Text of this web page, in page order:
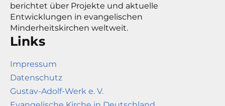
berichtet über Projekte und aktuelle
Entwicklungen in evangelischen
Minderheitskirchen weltweit.
Links
Impressum
Datenschutz
Gustav-Adolf-Werk e. V.